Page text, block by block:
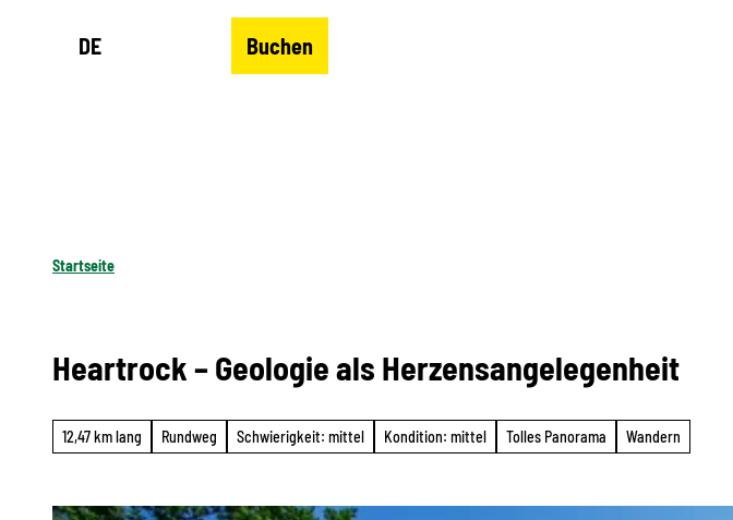
DE Buchen
Startseite
Heartrock – Geologie als Herzensangelegenheit
12,47 km lang Rundweg Schwierigkeit: mittel Kondition: mittel Tolles Panorama Wandern